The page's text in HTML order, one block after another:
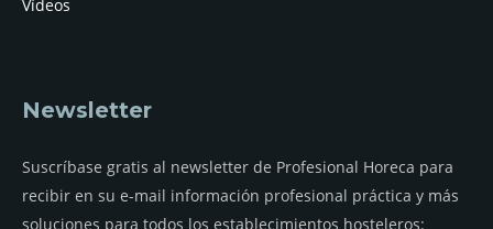
Vídeos
Newsletter
Suscríbase gratis al newsletter de Profesional Horeca para
recibir en su e-mail información profesional práctica y más
soluciones para todos los establecimientos hosteleros: